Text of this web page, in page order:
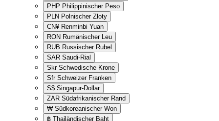
PHP Philippinischer Peso
PLN Polnischer Złoty
CN¥ Renminbi Yuan
RON Rumänischer Leu
RUB Russischer Rubel
SAR Saudi-Rial
Skr Schwedische Krone
Sfr Schweizer Franken
S$ Singapur-Dollar
ZAR Südafrikanischer Rand
₩ Südkoreanischer Won
฿ Thailändischer Baht